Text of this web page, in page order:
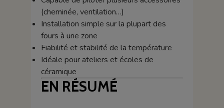
(cheminée, ventilation…)
Installation simple sur la plupart des
fours à une zone
Fiabilité et stabilité de la température
Idéale pour ateliers et écoles de
céramique
EN RÉSUMÉ